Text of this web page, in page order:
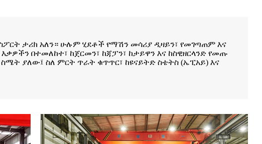
ታሪክ አለን። ሁሉም ሂደቶች የማሽን መሳሪያ ዲዛይን፣ የመገጣጠም እና
በተመለከተ፣ ከጀርመን፣ ከጃፓን፣ ከታይዋን እና ከስዊዘርላንድ የመጡ
ያለው፤ ስለ ምርት ጥራት ቁጥጥር፣ ከዩናይትድ ስቴትስ (ኤፒአይ) እና